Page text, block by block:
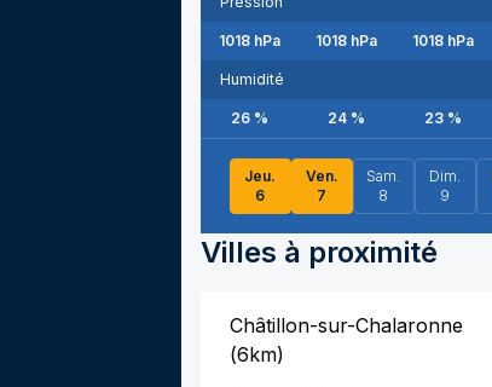
1018hPa 1018hPa 1018hPa
Humidité
26% 24% 23%
Jeu.
6
Ven.
7
Sam.
8
Dim.
9
Villes à proximité
Châtillon-sur-Chalaronne
(6km)